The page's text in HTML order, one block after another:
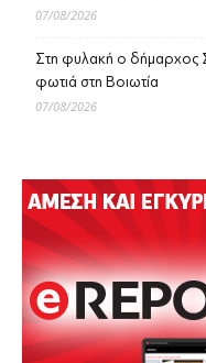
07/08/2026
Στη φυλακή ο δήμαρχος
φωτιά στη Βοιωτία
07/08/2026